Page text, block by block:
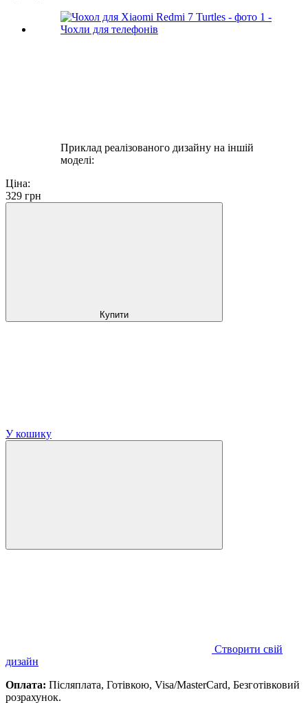
Приклад реалізованого дизайну на іншій
моделі:
Ціна:
329 грн
Купити
У кошику
Створити свій
дизайн
Оплата: Післяплата, Готівкою, Visa/MasterCard, Безготівковий
розрахунок.